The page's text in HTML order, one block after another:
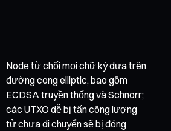
Node từ chối mọi chữ ký dựa trên
đường cong elliptic, bao gồm
ECDSA truyền thống và Schnorr;
các UTXO dễ bị tấn công lượng
tử chưa di chuyển sẽ bị đóng